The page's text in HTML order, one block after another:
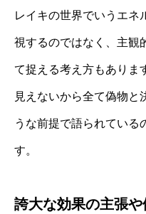
レイキの世界でいうエネ
視するのではなく、主観
て捉える考え方もありま
見えないから全て偽物と
うな前提で語られている
す。
誇大な効果の主張